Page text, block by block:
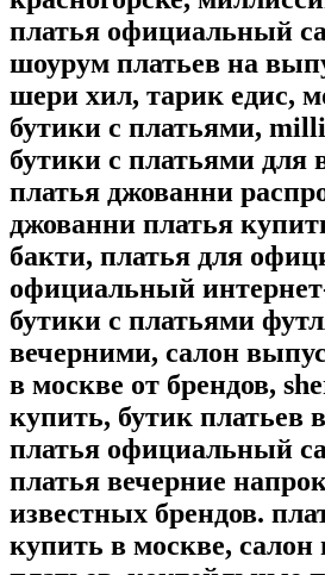
платья официальный
шоурум платьев на
шери хил, тарик едис,
бутики с платьями,
бутики с платьями для
платья джованни
джованни платья
бакти, платья для
официальный
бутики с платьями
вечерними, салон
в москве от брендов,
купить, бутик платьев
платья официальный
платья вечерние
известных брендов.
купить в москве, салон